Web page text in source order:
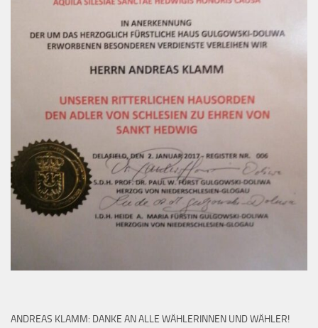
ANDREAS KLAMM: DANKE AN ALLE WÄHLERINNEN UND WÄHLER!